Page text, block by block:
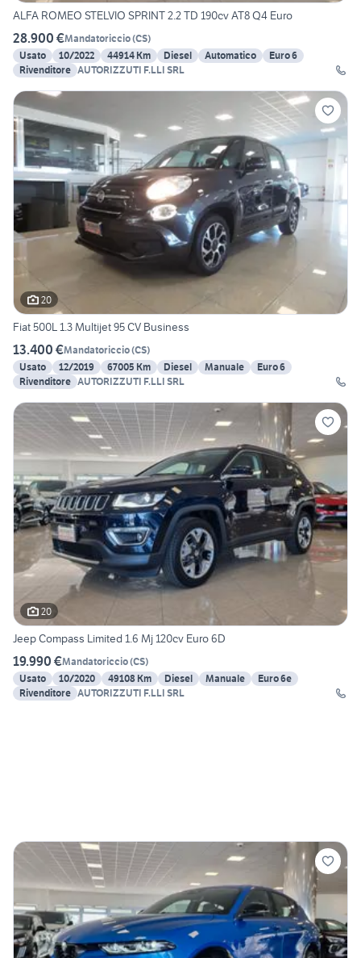
ALFA ROMEO STELVIO SPRINT 2.2 TD 190cv AT8 Q4 Euro
28.900 €Mandatoriccio(CS)
Usato
10/2022 44914 Km Diesel Automatico
Euro 6
Rivenditore AUTORIZZUTI F.LLI SRL
20
Fiat 500L 1.3 Multijet 95 CV Business
13.400 €Mandatoriccio(CS)
Usato
12/2019 67005 Km Diesel Manuale
Euro 6
Rivenditore AUTORIZZUTI F.LLI SRL
20
Jeep Compass Limited 1.6 Mj 120cv Euro 6D
19.990 €Mandatoriccio(CS)
Usato
10/2020 49108 Km Diesel Manuale
Euro 6e
Rivenditore AUTORIZZUTI F.LLI SRL